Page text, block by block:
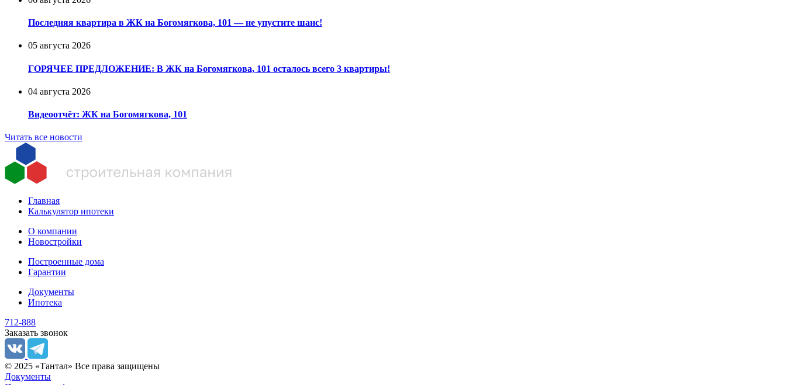
Последняя квартира в ЖК на Богомягкова, 101 — не упустите шанс!
05 августа 2026
ГОРЯЧЕЕ ПРЕДЛОЖЕНИЕ: В ЖК на Богомягкова, 101 осталось всего 3 квартиры!
04 августа 2026
Видеоотчёт: ЖК на Богомягкова, 101
Читать все новости
Главная
Калькулятор ипотеки
О компании
Новостройки
Построенные дома
Гарантии
Документы
Ипотека
712-888
Заказать звонок
© 2025 «Тантал» Все права защищены
Документы